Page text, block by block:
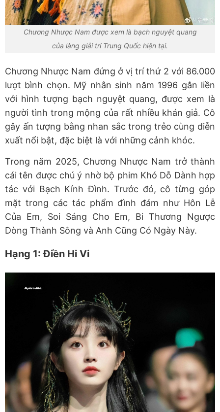
Chương Nhược Nam được xem là bạch nguyệt quang
của làng giải trí Trung Quốc hiện tại.
Chương Nhược Nam đứng ở vị trí thứ 2 với 86.000
lượt bình chọn. Mỹ nhân sinh năm 1996 gắn liền
với hình tượng bạch nguyệt quang, được xem là
người tình trong mộng của rất nhiều khán giả. Cô
gây ấn tượng bằng nhan sắc trong trẻo cùng diễn
xuất nổi bật, đặc biệt là với những cảnh khóc.
Trong năm 2025, Chương Nhược Nam trở thành
cái tên được chú ý nhờ bộ phim Khó Dỗ Dành hợp
tác với Bạch Kính Đình. Trước đó, cô từng góp
mặt trong các tác phẩm đình đám như Hôn Lễ
Của Em, Soi Sáng Cho Em, Bi Thương Ngược
Dòng Thành Sông và Anh Cũng Có Ngày Này.
Hạng 1: Điền Hi Vi